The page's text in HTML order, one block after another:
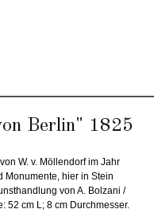
Berlin" 1825
W. v. Möllendorf im Jahr
Monumente, hier in Stein
von A. Bolzani /
52 cm L; 8 cm Durchmesser.